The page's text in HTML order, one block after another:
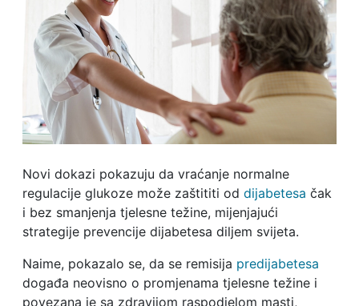
Novi dokazi pokazuju da vraćanje normalne
regulacije glukoze može zaštititi od dijabetesa čak
i bez smanjenja tjelesne težine, mijenjajući
strategije prevencije dijabetesa diljem svijeta.
Naime, pokazalo se, da se remisija predijabetesa
događa neovisno o promjenama tjelesne težine i
povezana je sa zdravijom raspodjelom masti,